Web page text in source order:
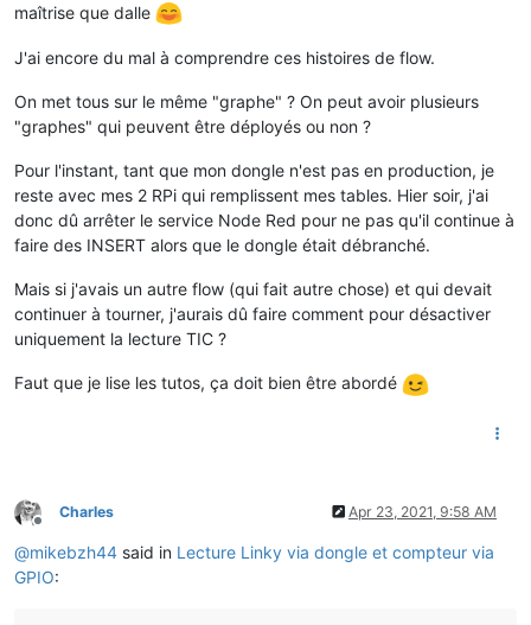
maîtrise que dalle
J'ai encore du mal à comprendre ces histoires de flow.
On met tous sur le même "graphe" ? On peut avoir plusieurs
"graphes" qui peuvent être déployés ou non ?
Pour l'instant, tant que mon dongle n'est pas en production, je
reste avec mes 2 RPi qui remplissent mes tables. Hier soir, j'ai
donc dû arrêter le service Node Red pour ne pas qu'il continue à
faire des INSERT alors que le dongle était débranché.
Mais si j'avais un autre flow (qui fait autre chose) et qui devait
continuer à tourner, j'aurais dû faire comment pour désactiver
uniquement la lecture TIC ?
Faut que je lise les tutos, ça doit bien être abordé
Offline
Charles Apr 23, 2021, 9:58 AM
@mikebzh44 said in Lecture Linky via dongle et compteur via
GPIO: